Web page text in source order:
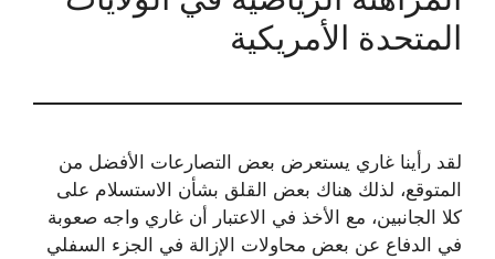
المتحدة الأمريكية
لقد رأينا غاري يستعرض بعض التصارعات الأفضل من
المتوقع، لذلك هناك بعض القلق بشأن الاستسلام على
كلا الجانبين، مع الأخذ في الاعتبار أن غاري واجه صعوبة
في الدفاع عن بعض محاولات الإزالة في الجزء السفلي